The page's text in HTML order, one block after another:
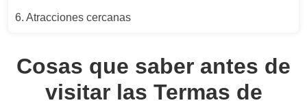
Atracciones cercanas
Cosas que saber antes de
visitar las Termas de